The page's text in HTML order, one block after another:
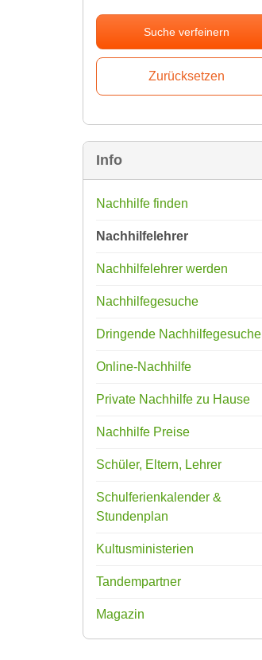
Suche verfeinern
Info
Nachhilfe finden
Nachhilfelehrer
Nachhilfelehrer werden
Nachhilfegesuche
Dringende Nachhilfegesuche
Online-Nachhilfe
Private Nachhilfe zu Hause
Nachhilfe Preise
Schüler, Eltern, Lehrer
Schulferienkalender &
Stundenplan
Kultusministerien
Tandempartner
Magazin